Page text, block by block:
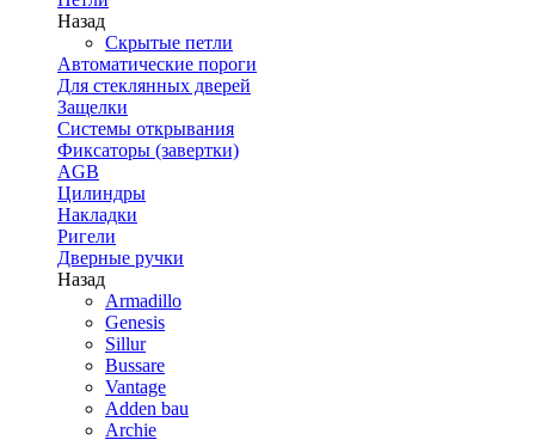
Назад
Скрытые петли
Автоматические пороги
Для стеклянных дверей
Защелки
Системы открывания
Фиксаторы (завертки)
AGB
Цилиндры
Накладки
Ригели
Дверные ручки
Назад
Armadillo
Genesis
Sillur
Bussare
Vantage
Adden bau
Archie